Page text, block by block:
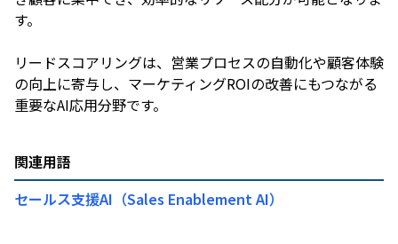
す。
リードスコアリングは、営業プロセスの自動化や顧客体験
の向上に寄与し、マーケティングROIの改善にもつながる
関連用語
セールス支援AI（Sales Enablement AI）